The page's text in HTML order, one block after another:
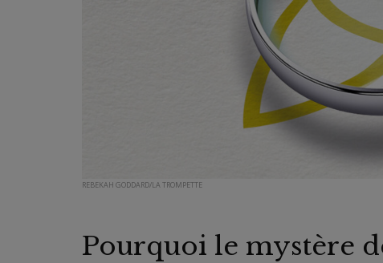
REBEKAH GODDARD/LA TROMPETTE
Pourquoi le mystère